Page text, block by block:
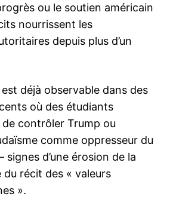
ou le soutien américain
nourrissent les
depuis plus d’un
déjà observable dans des
où des étudiants
contrôler Trump ou
comme oppresseur du
d’une érosion de la
du récit des « valeurs
».